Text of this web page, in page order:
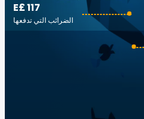
E£ 117
الضرائب التي تدفعها